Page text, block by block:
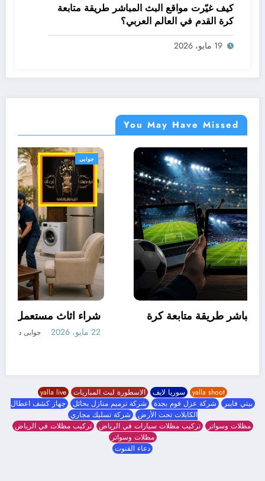
كيف غيّرت مواقع البث المباشر طريقة متابعة
كرة القدم في العالم العربي؟
19 مايو، 2026
You May Have Missed
كيف غيّرت مواقع البث المباشر طريقة متابعة كرة
yalla shoot سوريا لايف الاسطورة لبث المباريات yalla live
بيتي فايبر شركة عزل فوم بجدة شركة ترميم منازل بحائل جهاز كشف اعطال
الكابلات تحت الأرض شركة تسليك مجاري
مظلات وسواتر تركيب مظلات سيارات في الرياض تركيب مظلات في الرياض
مظلات وسواتر
دعاء القنوت